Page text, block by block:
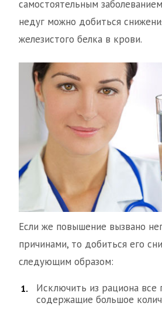
самостоятельным
недуг можно добиться
железистого белка в крови.
Если же повышение вызвано
причинами, то добиться его
следующим образом:
Исключить из рациона все
содержащие большое